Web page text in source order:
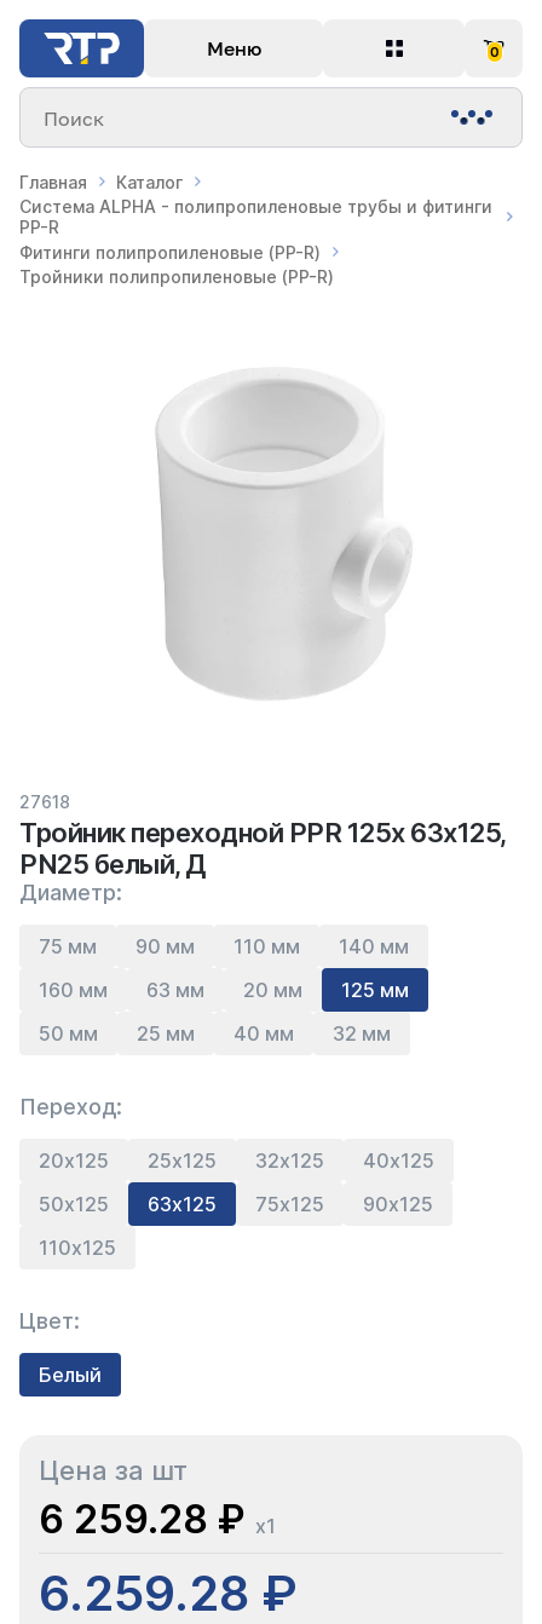
Меню 0
Поиск
Главная
Каталог
Система ALPHA - полипропиленовые трубы и фитинги
PP-R
Фитинги полипропиленовые (PP-R)
Тройники полипропиленовые (PP-R)
27618
Тройник переходной PPR 125х 63х125,
PN25 белый, Д
Диаметр:
75 мм 90 мм 110 мм
140 мм
160 мм
63 мм 20 мм
125 мм
50 мм
25 мм 40 мм 32 мм
Переход:
20х125 25х125 32х125
40х125
50х125
63х125 75х125
90х125
110х125
Цвет:
Белый
Цена за шт
6 259.28 ₽ x1
6.259.28 ₽